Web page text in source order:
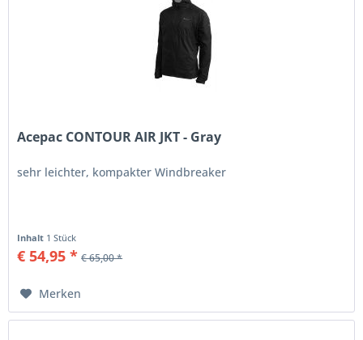
Acepac CONTOUR AIR JKT - Gray
sehr leichter, kompakter Windbreaker
Inhalt 1 Stück
€ 54,95 * € 65,00 *
Merken